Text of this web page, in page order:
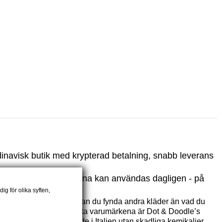
butik med krypterad betalning, snabb leverans
Klänningarna kan användas dagligen - på
Modesalonger kan du fynda andra kläder än vad du
Ett av de största varumärkena är Dot & Doodle’s
för olika syften,